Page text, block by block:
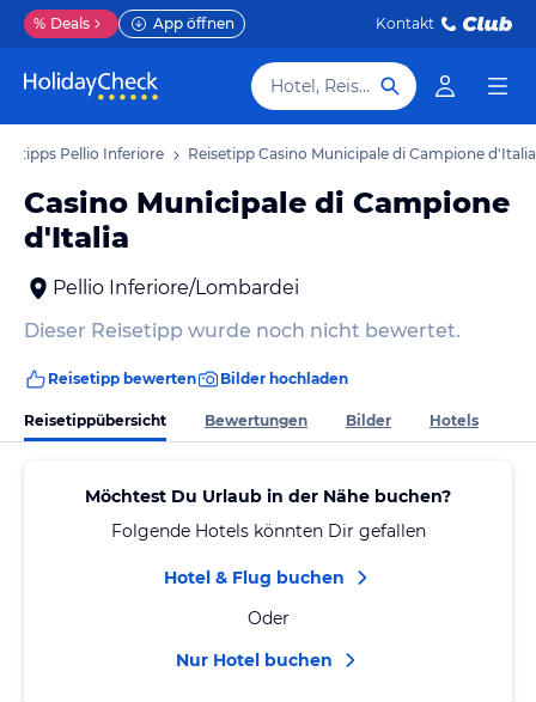
% Deals App öffnen Kontakt
Hotel, Reiseziel
Pellio Inferiore Reisetipp Casino Municipale di Campione d'Italia
Casino Municipale di Campione
d'Italia
Pellio Inferiore/Lombardei
Dieser Reisetipp wurde noch nicht bewertet.
Reisetipp bewerten Bilder hochladen
Reisetippübersicht Bewertungen Bilder Hotels
Möchtest Du Urlaub in der Nähe buchen?
Folgende Hotels könnten Dir gefallen
Hotel & Flug buchen
Oder
Nur Hotel buchen